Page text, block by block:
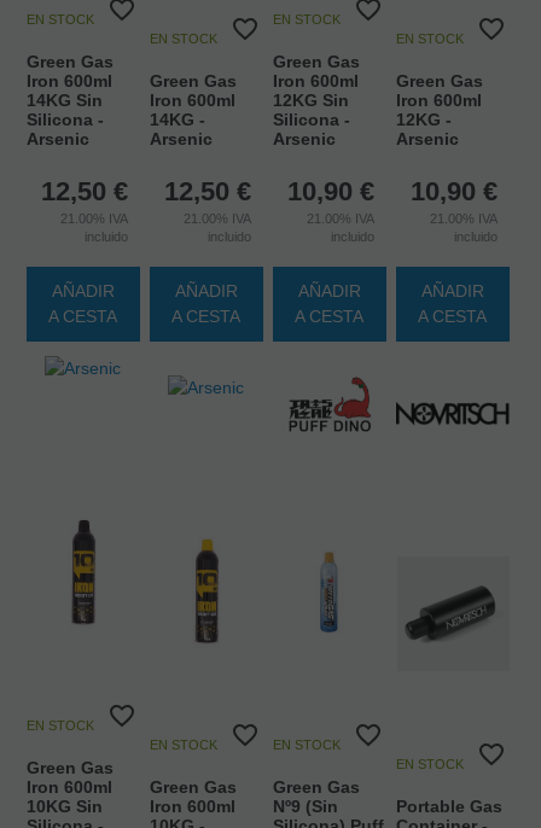
EN STOCK
Green Gas
Iron 600ml
14KG Sin
Silicona -
Arsenic
12,50 €
21.00% IVA
incluido
AÑADIR
A CESTA
EN STOCK
Green Gas
Iron 600ml
14KG -
Arsenic
12,50 €
21.00% IVA
incluido
AÑADIR
A CESTA
EN STOCK
Green Gas
Iron 600ml
12KG Sin
Silicona -
Arsenic
10,90 €
21.00% IVA
incluido
AÑADIR
A CESTA
EN STOCK
Green Gas
Iron 600ml
12KG -
Arsenic
10,90 €
21.00% IVA
incluido
AÑADIR
A CESTA
EN STOCK
Green Gas
Iron 600ml
10KG Sin
EN STOCK
Green Gas
Iron 600ml
EN STOCK
Green Gas
Nº9 (Sin
EN STOCK
Portable Gas